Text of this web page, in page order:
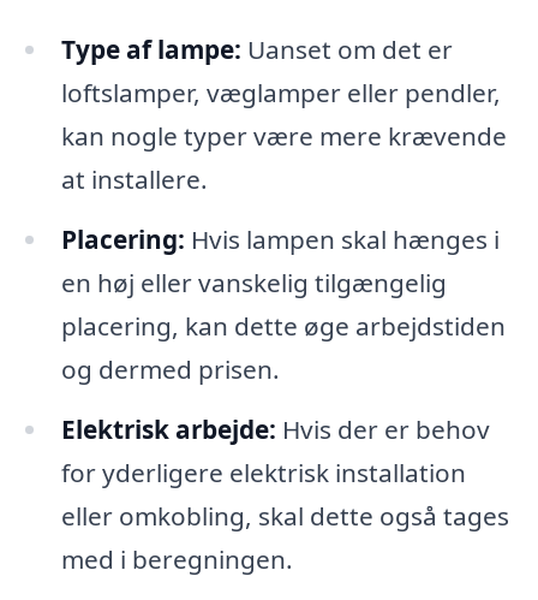
Type af lampe: Uanset om det er
loftslamper, væglamper eller pendler,
kan nogle typer være mere krævende
at installere.
Placering: Hvis lampen skal hænges i
en høj eller vanskelig tilgængelig
placering, kan dette øge arbejdstiden
og dermed prisen.
Elektrisk arbejde: Hvis der er behov
for yderligere elektrisk installation
eller omkobling, skal dette også tages
med i beregningen.